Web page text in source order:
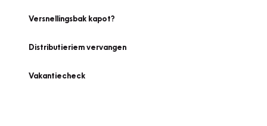
Versnellingsbak kapot?
Distributieriem vervangen
Vakantiecheck